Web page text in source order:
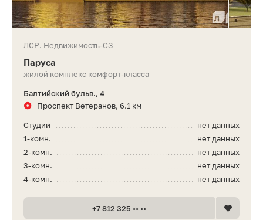
ЛСР. Недвижимость-СЗ
Паруса
жилой комплекс комфорт-класса
Балтийский бульв., 4
Проспект Ветеранов, 6.1 км
нет данных
Студии
нет данных
1-комн.
нет данных
2-комн.
нет данных
3-комн.
нет данных
4-комн.
+7 812 325 •• ••